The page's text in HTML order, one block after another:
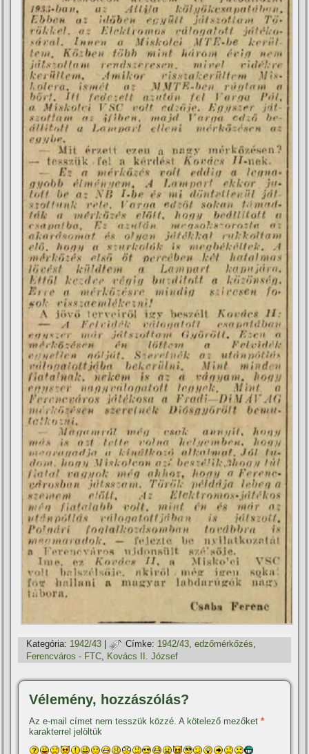
Kategória: 1942/43 | Címke: 1942/43,edzőmérkőzés,
Ferencváros - FTC
Kovács II. József
Vélemény, hozzászólás?
Az e-mail címet nem tesszük közzé. A kötelező mezőket*
karakterrel jelöltük